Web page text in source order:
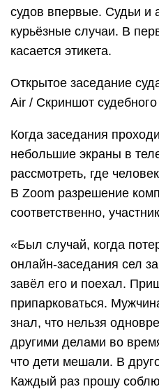
судов впервые. Судьи и
курьёзные случаи. В
касается этикета.
Открытое заседание
Air / Скриншот
Когда заседания
небольшие экраны в
рассмотреть, где
В Zoom разрешение
соответственно,
«Был случай, когда
онлайн-заседания сел
завёл его и поехал.
припарковаться.
знал, что нельзя
другими делами во
что дети мешали. В
Каждый раз прошу